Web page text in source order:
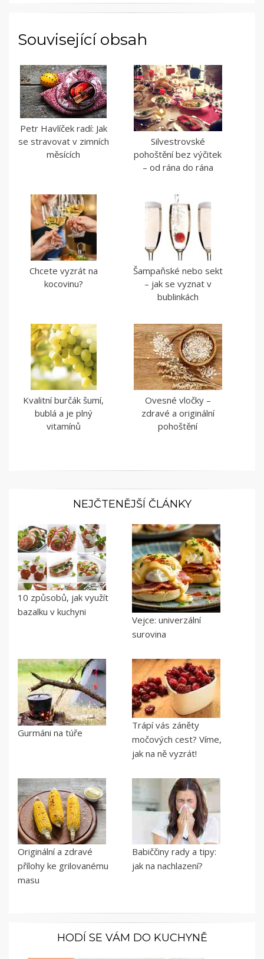
Související obsah
Petr Havlíček radí: Jak
se stravovat v zimních
měsících
Silvestrovské
pohoštění bez výčitek
– od rána do rána
Chcete vyzrát na
kocovinu?
Šampaňské nebo sekt
– jak se vyznat v
bublinkách
Kvalitní burčák šumí,
bublá a je plný
vitamínů
Ovesné vločky –
zdravé a originální
pohoštění
NEJČTENĚJŠÍ ČLÁNKY
10 způsobů, jak využít
bazalku v kuchyni
Vejce: univerzální
surovina
Gurmáni na túře
Trápí vás záněty
močových cest? Víme,
jak na ně vyzrát!
Originální a zdravé
přílohy ke grilovanému
masu
Babiččiny rady a tipy:
jak na nachlazení?
HODÍ SE VÁM DO KUCHYNĚ